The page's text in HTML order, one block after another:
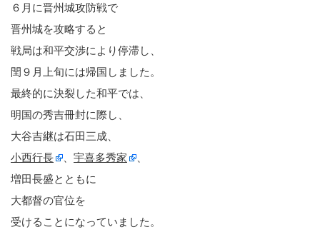
６月に晋州城攻防戦で
晋州城を攻略すると
戦局は和平交渉により停滞し、
閏９月上旬には帰国しました。
最終的に決裂した和平では、
明国の秀吉冊封に際し、
大谷吉継は石田三成、
小西行長
宇喜多秀家
増田長盛とともに
大都督の官位を
受けることになっていました。